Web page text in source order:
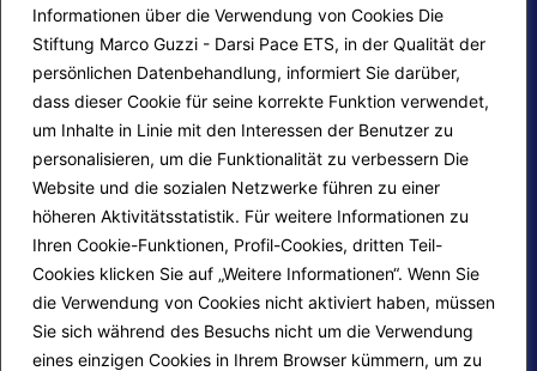
Informationen über die Verwendung von Cookies Die
Stiftung Marco Guzzi - Darsi Pace ETS, in der Qualität der
persönlichen Datenbehandlung, informiert Sie darüber,
dass dieser Cookie für seine korrekte Funktion verwendet,
um Inhalte in Linie mit den Interessen der Benutzer zu
personalisieren, um die Funktionalität zu verbessern Die
Website und die sozialen Netzwerke führen zu einer
höheren Aktivitätsstatistik. Für weitere Informationen zu
Ihren Cookie-Funktionen, Profil-Cookies, dritten Teil-
Cookies klicken Sie auf „Weitere Informationen“. Wenn Sie
die Verwendung von Cookies nicht aktiviert haben, müssen
Sie sich während des Besuchs nicht um die Verwendung
eines einzigen Cookies in Ihrem Browser kümmern, um zu
F.A.Q.
Mappa del sito
Progetti Darsi Pace
Login redattori
Calendario corsi
Privacy Policy
Cookie Policy